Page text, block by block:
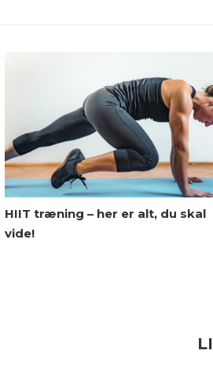
HIIT træning – her er alt, du skal
vide!